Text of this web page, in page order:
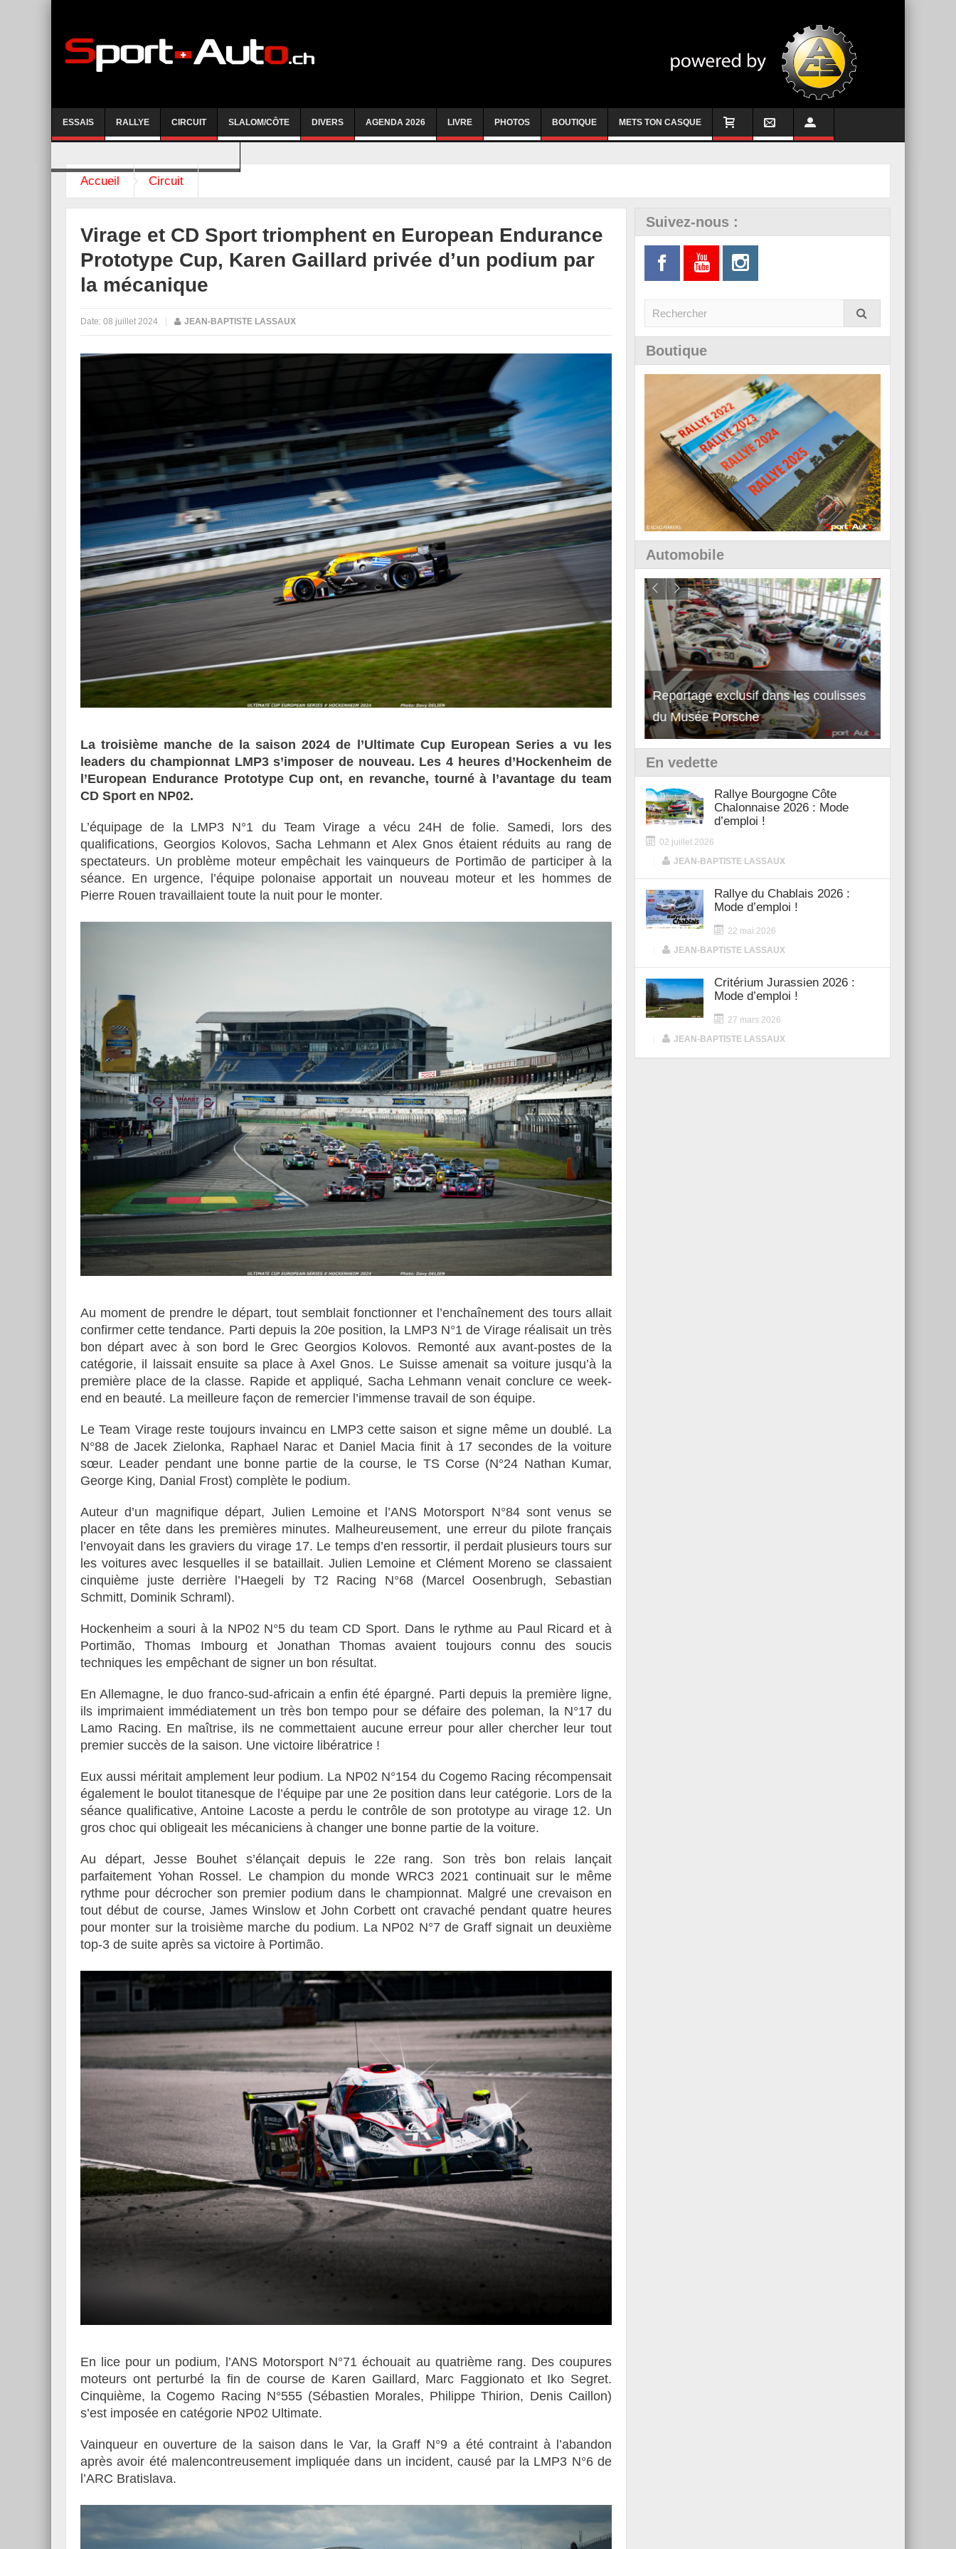
ESSAIS RALLYE CIRCUIT SLALOM/CÔTE DIVERS AGENDA 2026 LIVRE PHOTOS BOUTIQUE METS TON CASQUE
Accueil Circuit
Virage et CD Sport triomphent en European Endurance
Prototype Cup, Karen Gaillard privée d’un podium par
la mécanique
Date: 08 juillet 2024 JEAN-BAPTISTE LASSAUX
La troisième manche de la saison 2024 de l’Ultimate Cup European Series a vu les
leaders du championnat LMP3 s’imposer de nouveau. Les 4 heures d’Hockenheim de
l’European Endurance Prototype Cup ont, en revanche, tourné à l’avantage du team
CD Sport en NP02.
L’équipage de la LMP3 N°1 du Team Virage a vécu 24H de folie. Samedi, lors des
qualifications, Georgios Kolovos, Sacha Lehmann et Alex Gnos étaient réduits au rang de
spectateurs. Un problème moteur empêchait les vainqueurs de Portimão de participer à la
séance. En urgence, l’équipe polonaise apportait un nouveau moteur et les hommes de
Pierre Rouen travaillaient toute la nuit pour le monter.
Au moment de prendre le départ, tout semblait fonctionner et l’enchaînement des tours allait
confirmer cette tendance. Parti depuis la 20e position, la LMP3 N°1 de Virage réalisait un très
bon départ avec à son bord le Grec Georgios Kolovos. Remonté aux avant-postes de la
catégorie, il laissait ensuite sa place à Axel Gnos. Le Suisse amenait sa voiture jusqu’à la
première place de la classe. Rapide et appliqué, Sacha Lehmann venait conclure ce week-
end en beauté. La meilleure façon de remercier l’immense travail de son équipe.
Le Team Virage reste toujours invaincu en LMP3 cette saison et signe même un doublé. La
N°88 de Jacek Zielonka, Raphael Narac et Daniel Macia finit à 17 secondes de la voiture
sœur. Leader pendant une bonne partie de la course, le TS Corse (N°24 Nathan Kumar,
George King, Danial Frost) complète le podium.
Auteur d’un magnifique départ, Julien Lemoine et l’ANS Motorsport N°84 sont venus se
placer en tête dans les premières minutes. Malheureusement, une erreur du pilote français
l’envoyait dans les graviers du virage 17. Le temps d’en ressortir, il perdait plusieurs tours sur
les voitures avec lesquelles il se bataillait. Julien Lemoine et Clément Moreno se classaient
cinquième juste derrière l’Haegeli by T2 Racing N°68 (Marcel Oosenbrugh, Sebastian
Schmitt, Dominik Schraml).
Hockenheim a souri à la NP02 N°5 du team CD Sport. Dans le rythme au Paul Ricard et à
Portimão, Thomas Imbourg et Jonathan Thomas avaient toujours connu des soucis
techniques les empêchant de signer un bon résultat.
En Allemagne, le duo franco-sud-africain a enfin été épargné. Parti depuis la première ligne,
ils imprimaient immédiatement un très bon tempo pour se défaire des poleman, la N°17 du
Lamo Racing. En maîtrise, ils ne commettaient aucune erreur pour aller chercher leur tout
premier succès de la saison. Une victoire libératrice !
Eux aussi méritait amplement leur podium. La NP02 N°154 du Cogemo Racing récompensait
également le boulot titanesque de l’équipe par une 2e position dans leur catégorie. Lors de la
séance qualificative, Antoine Lacoste a perdu le contrôle de son prototype au virage 12. Un
gros choc qui obligeait les mécaniciens à changer une bonne partie de la voiture.
Au départ, Jesse Bouhet s’élançait depuis le 22e rang. Son très bon relais lançait
parfaitement Yohan Rossel. Le champion du monde WRC3 2021 continuait sur le même
rythme pour décrocher son premier podium dans le championnat. Malgré une crevaison en
tout début de course, James Winslow et John Corbett ont cravaché pendant quatre heures
pour monter sur la troisième marche du podium. La NP02 N°7 de Graff signait un deuxième
top-3 de suite après sa victoire à Portimão.
En lice pour un podium, l’ANS Motorsport N°71 échouait au quatrième rang. Des coupures
moteurs ont perturbé la fin de course de Karen Gaillard, Marc Faggionato et Iko Segret.
Cinquième, la Cogemo Racing N°555 (Sébastien Morales, Philippe Thirion, Denis Caillon)
s’est imposée en catégorie NP02 Ultimate.
Vainqueur en ouverture de la saison dans le Var, la Graff N°9 a été contraint à l’abandon
après avoir été malencontreusement impliquée dans un incident, causé par la LMP3 N°6 de
l’ARC Bratislava.
Suivez-nous :
Boutique
Automobile
Reportage exclusif dans les coulisses
Découverte de la nouvelle Ferrari
12Cilindri Manuale
En vedette
Rallye Bourgogne Côte
Chalonnaise 2026 : Mode
d’emploi !
02 juillet 2026
JEAN-BAPTISTE LASSAUX
Rallye du Chablais 2026 :
Mode d’emploi !
22 mai 2026
JEAN-BAPTISTE LASSAUX
Critérium Jurassien 2026 :
Mode d’emploi !
27 mars 2026
JEAN-BAPTISTE LASSAUX